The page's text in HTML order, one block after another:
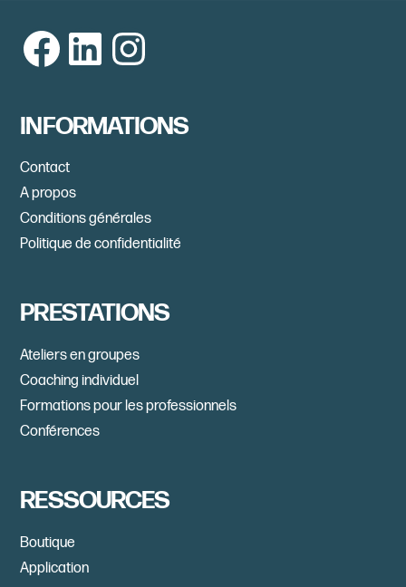
Facebook
LinkedIn
Instagram
INFORMATIONS
Contact
A propos
Conditions générales
Politique de confidentialité
PRESTATIONS
Ateliers en groupes
Coaching individuel
Formations pour les professionnels
Conférences
RESSOURCES
Boutique
Application